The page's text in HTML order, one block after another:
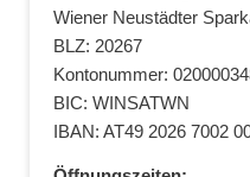
Wiener Neustädter
BLZ: 20267
Kontonummer:
BIC: WINSATWN
IBAN: AT49 2026 7002